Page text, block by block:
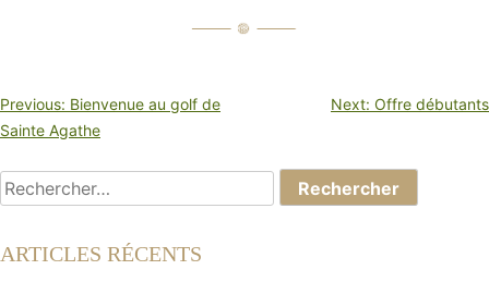
NAVIGATION
DE
Previous: Bienvenue au golf de
Sainte Agathe
Next: Offre débutants
Rechercher :
ARTICLES RÉCENTS